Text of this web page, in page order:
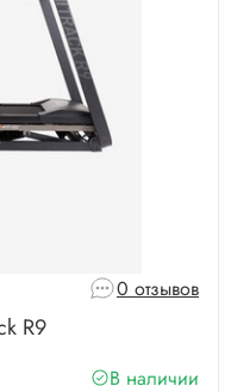
0 отзывов
R9
В наличии